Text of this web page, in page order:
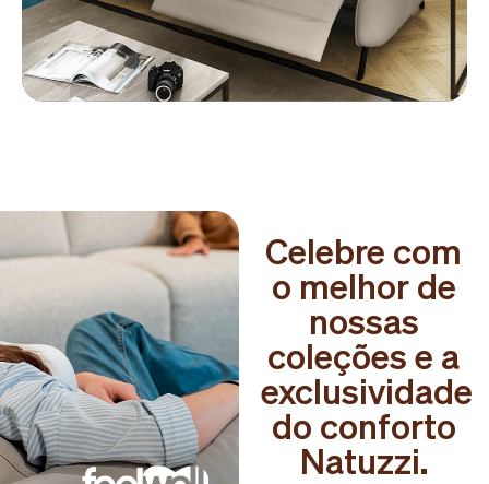
Celebre com
o melhor de
nossas
coleções e a
exclusividade
do conforto
Natuzzi.